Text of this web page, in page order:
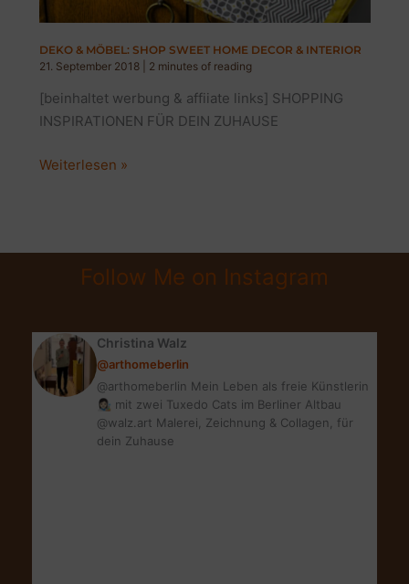
DEKO & MÖBEL: SHOP SWEET HOME DECOR & INTERIOR
21. September 2018
2 minutes of reading
[beinhaltet werbung & affiiate links] SHOPPING
INSPIRATIONEN FÜR DEIN ZUHAUSE
DEKO
SWEET
INTERIOR
Weiterlesen »
Follow Me on Instagram
Christina Walz
@arthomeberlin
@arthomeberlin Mein Leben als freie Künstlerin
👩🏻‍🎨 mit zwei Tuxedo Cats im Berliner Altbau
@walz.art Malerei, Zeichnung & Collagen, für
dein Zuhause